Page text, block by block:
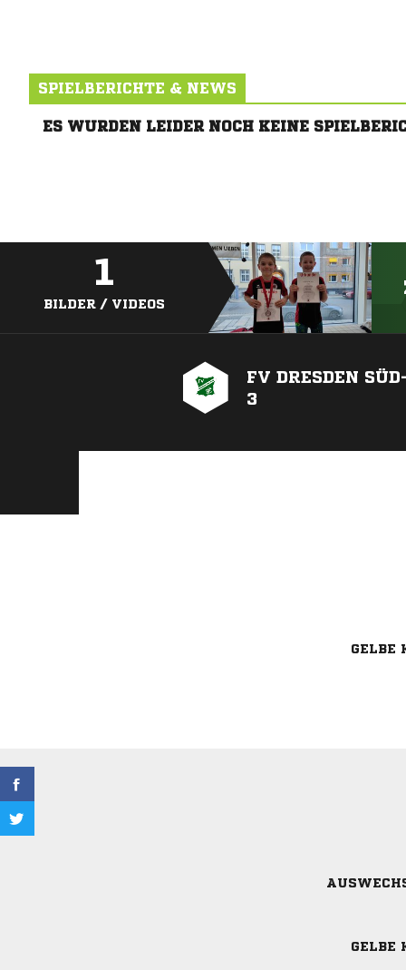
SPIELBERICHTE & NEWS
ES WURDEN LEIDER NOCH KEINE
1
BILDER / VIDEOS
FV DRESDEN
3
GELBE
GELBE